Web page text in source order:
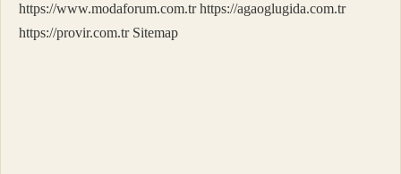
https://www.modaforum.com.tr https://agaoglugida.com.tr
https://provir.com.tr Sitemap